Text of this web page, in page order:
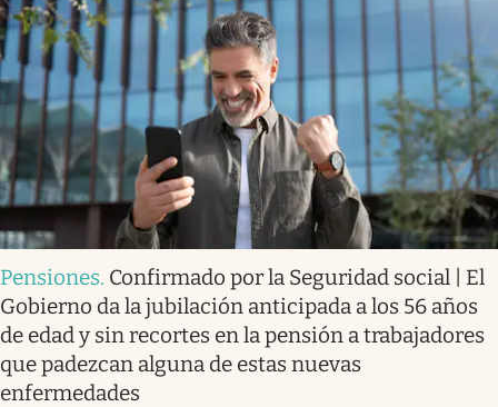
Pensiones. Confirmado por la Seguridad social | El
Gobierno da la jubilación anticipada a los 56 años
de edad y sin recortes en la pensión a trabajadores
que padezcan alguna de estas nuevas
enfermedades